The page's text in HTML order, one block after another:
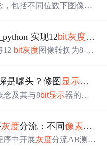
包括不同位数下图像所
实现12bit灰度图像
12-bit灰度图像转换为8-bit
预处理和后处理步骤，
是噱头？修图 显示器有
念及其与8bit显示器的区
灰度分流：不同像素风格
序中开展灰度分流AB测